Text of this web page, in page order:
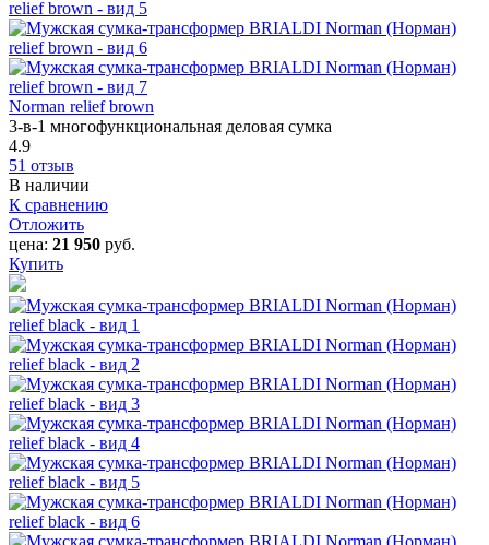
Norman relief brown
3-в-1 многофункциональная деловая сумка
4.9
51 отзыв
В наличии
К сравнению
Отложить
цена: 21 950 руб.
Купить